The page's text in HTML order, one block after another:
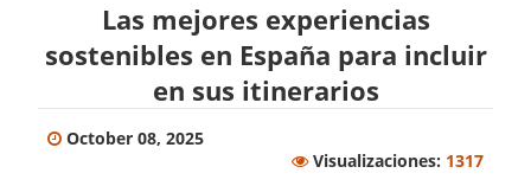
Las mejores experiencias
sostenibles en España para incluir
en sus itinerarios
October 08, 2025
Visualizaciones: 1317